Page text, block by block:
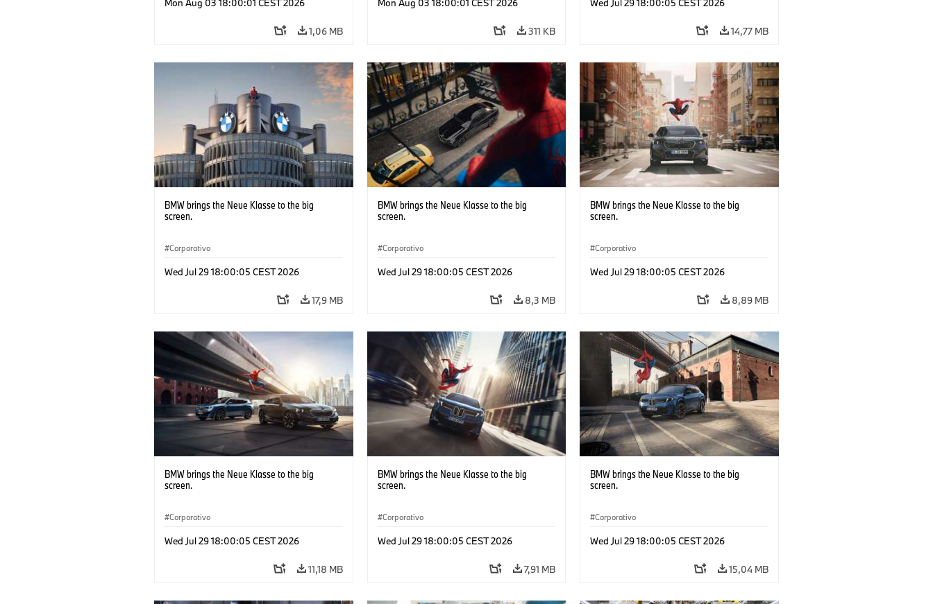
Mon Aug 03 18:00:01 CEST 2026
1,06 MB
Mon Aug 03 18:00:01 CEST 2026
311 KB
Wed Jul 29 18:00:05 CEST 2026
14,77 MB
BMW brings the Neue Klasse to the big
screen.
Corporativo
Wed Jul 29 18:00:05 CEST 2026
17,9 MB
BMW brings the Neue Klasse to the big
screen.
Corporativo
Wed Jul 29 18:00:05 CEST 2026
8,3 MB
BMW brings the Neue Klasse to the big
screen.
Corporativo
Wed Jul 29 18:00:05 CEST 2026
8,89 MB
BMW brings the Neue Klasse to the big
screen.
Corporativo
Wed Jul 29 18:00:05 CEST 2026
11,18 MB
BMW brings the Neue Klasse to the big
screen.
Corporativo
Wed Jul 29 18:00:05 CEST 2026
7,91 MB
BMW brings the Neue Klasse to the big
screen.
Corporativo
Wed Jul 29 18:00:05 CEST 2026
15,04 MB